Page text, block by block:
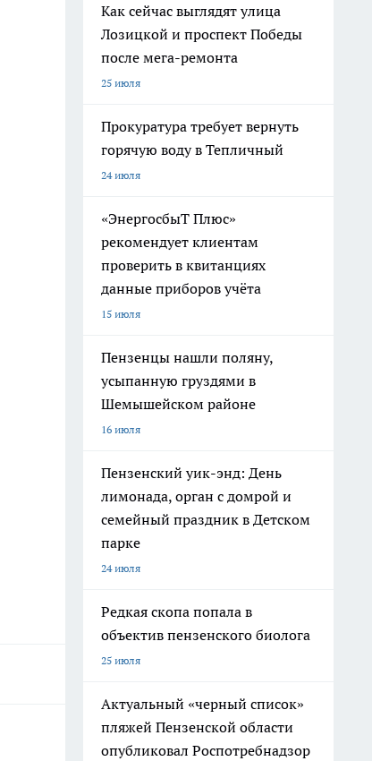
Как сейчас выглядят улица
Лозицкой и проспект Победы
после мега-ремонта
25 июля
Прокуратура требует вернуть
горячую воду в Тепличный
24 июля
«ЭнергосбыТ Плюс»
рекомендует клиентам
проверить в квитанциях
данные приборов учёта
15 июля
Пензенцы нашли поляну,
усыпанную груздями в
Шемышейском районе
16 июля
Пензенский уик-энд: День
лимонада, орган с домрой и
семейный праздник в Детском
парке
24 июля
Редкая скопа попала в
объектив пензенского биолога
25 июля
Актуальный «черный список»
пляжей Пензенской области
опубликовал Роспотребнадзор